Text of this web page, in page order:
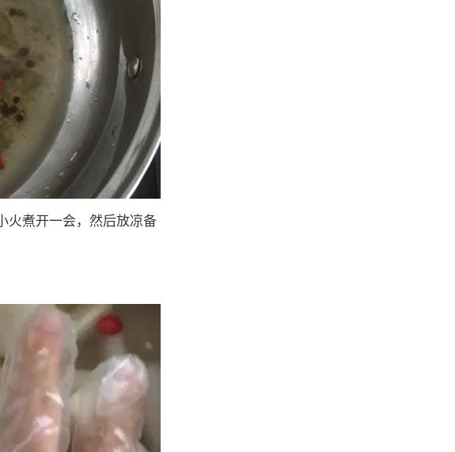
火煮开一会，然后放凉备